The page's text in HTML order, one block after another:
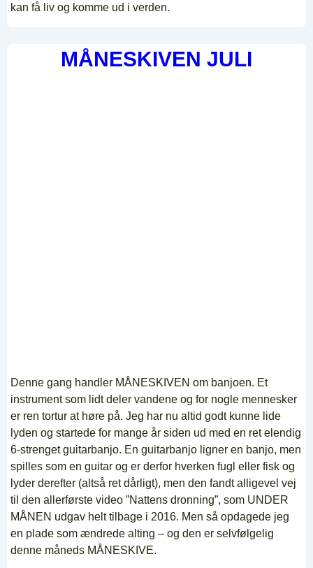
kan få liv og komme ud i verden.
MÅNESKIVEN JULI
Denne gang handler MÅNESKIVEN om banjoen. Et
instrument som lidt deler vandene og for nogle mennesker
er ren tortur at høre på. Jeg har nu altid godt kunne lide
lyden og startede for mange år siden ud med en ret elendig
6-strenget guitarbanjo. En guitarbanjo ligner en banjo, men
spilles som en guitar og er derfor hverken fugl eller fisk og
lyder derefter (altså ret dårligt), men den fandt alligevel vej
til den allerførste video ”Nattens dronning”, som UNDER
MÅNEN udgav helt tilbage i 2016. Men så opdagede jeg
en plade som ændrede alting – og den er selvfølgelig
denne måneds MÅNESKIVE.